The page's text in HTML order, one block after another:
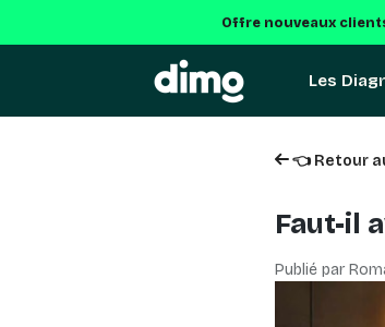
Offre nouveaux
Les
👈 Retour
Faut-il
Publié par